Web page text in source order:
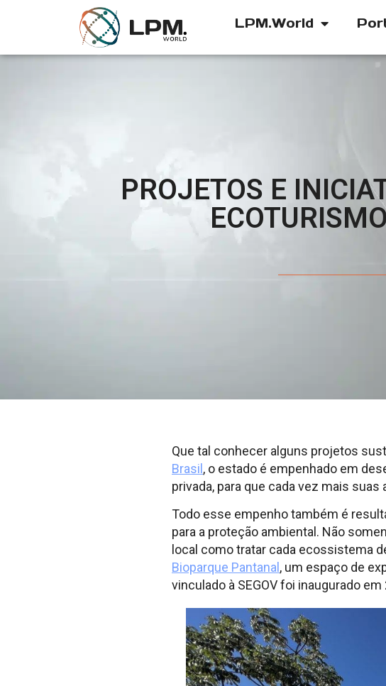
LPM.World
PROJETOS E
Que tal conhecer alguns projetos
Brasil , o estado é empenhado em
privada, para que cada vez mais
Todo esse empenho também é
para a proteção ambiental. Não
local como tratar cada ecossistema
Bioparque Pantanal , um espaço de
vinculado à SEGOV foi inaugurado